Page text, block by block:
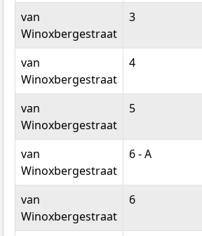
van
Winoxbergestraat
3
van
Winoxbergestraat
4
van
Winoxbergestraat
5
van
Winoxbergestraat
6 - A
van
Winoxbergestraat
6